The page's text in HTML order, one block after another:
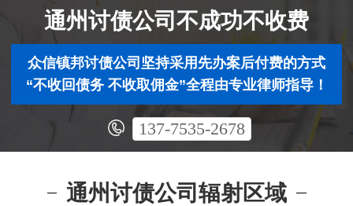
通州讨债公司不成功不收费
众信镇邦讨债公司坚持采用先办案后付费的方式
“不收回债务 不收取佣金”全程由专业律师指导！
137-7535-2678
通州讨债公司辐射区域